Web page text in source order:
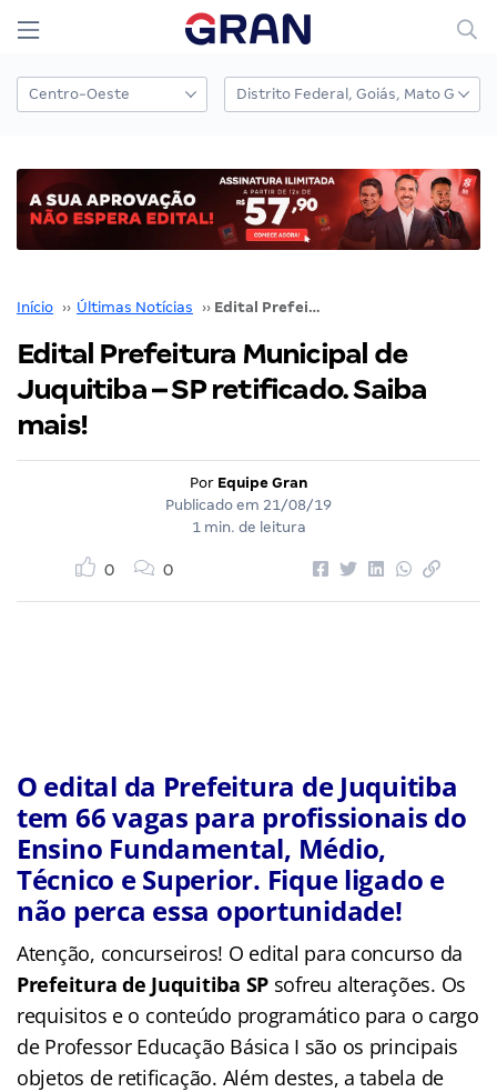
Início ›› Últimas Notícias ›› Edital Prefeitura Municipal de Juquitiba – SP retificado. Saiba mais!
Edital Prefeitura Municipal de
Juquitiba – SP retificado. Saiba
mais!
Por Equipe Gran
Publicado em 21/08/19
1 min. de leitura
0 0
O edital da Prefeitura de Juquitiba
tem 66 vagas para profissionais do
Ensino Fundamental, Médio,
Técnico e Superior. Fique ligado e
não perca essa oportunidade!
Atenção, concurseiros! O edital para concurso da
Prefeitura de Juquitiba SPsofreu alterações. Os
requisitos e o conteúdo programático para o cargo
de Professor Educação Básica I são os principais
objetos de retificação. Além destes, a tabela de